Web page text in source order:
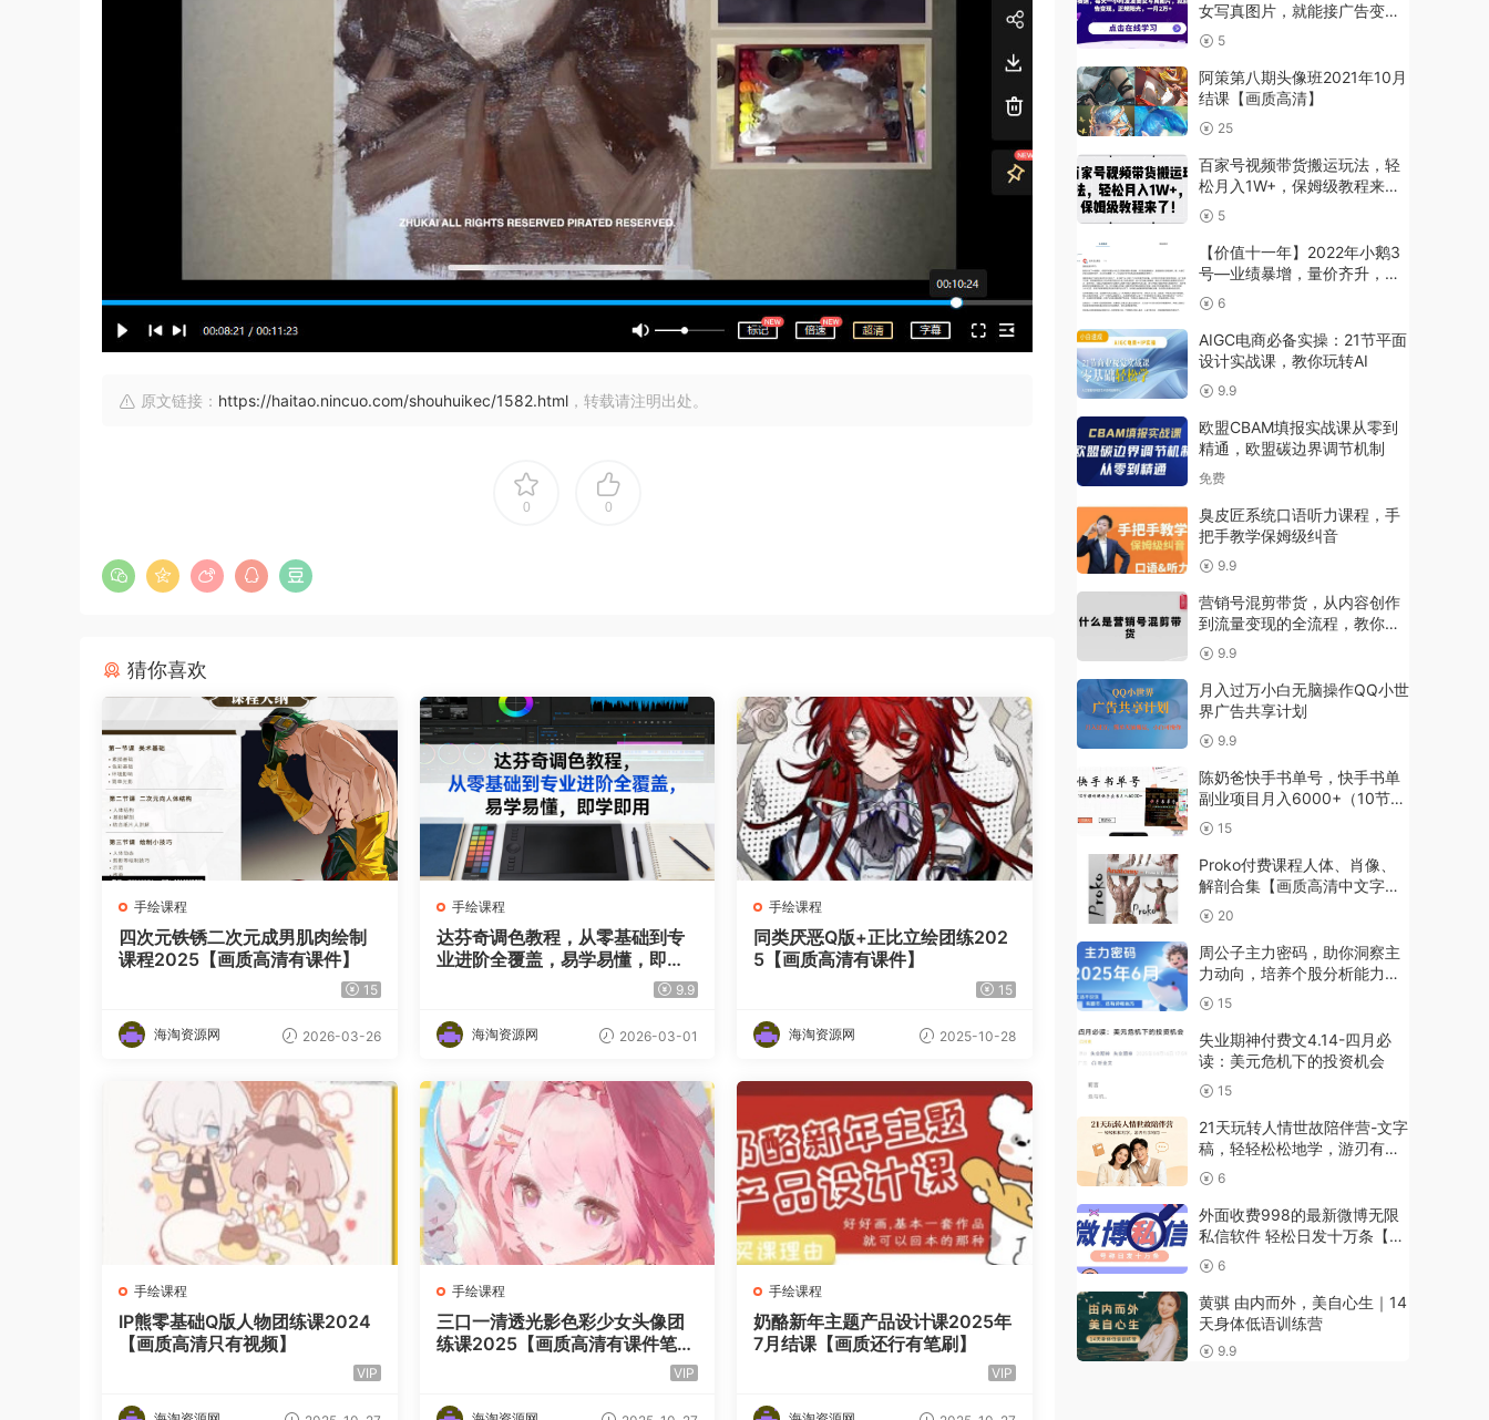
原文链接： https://haitao.nincuo.com/shouhuikec/1582.html ，转载请注明出处。
0 0
猜你喜欢
手绘课程
四次元铁锈二次元成男肌肉绘制
课程2025【画质高清有课件】
15
海淘资源网 2026-03-26
手绘课程
达芬奇调色教程，从零基础到专
业进阶全覆盖，易学易懂，即学
9.9
海淘资源网 2026-03-01
手绘课程
同类厌恶Q版+正比立绘团练202
5【画质高清有课件】
15
海淘资源网 2025-10-28
手绘课程
IP熊零基础Q版人物团练课2024
【画质高清只有视频】
VIP
手绘课程
三口一清透光影色彩少女头像团
练课2025【画质高清有课件笔
VIP
手绘课程
奶酪新年主题产品设计课2025年
7月结课【画质还行有笔刷】
VIP
女写真图片，就能接广告变
现，正规阳光，一月2万+【揭
秘】
5
阿策第八期头像班2021年10月
结课【画质高清】
25
百家号视频带货搬运玩法，轻
松月入1W+，保姆级教程来了
【项目拆解】
5
【价值十一年】2022年小鹅3
号—业绩暴增，量价齐升，隐
形冠军龙头，未来成长性巨大
的一家公司
6
AIGC电商必备实操：21节平面
设计实战课，教你玩转AI
9.9
欧盟CBAM填报实战课从零到
精通，欧盟碳边界调节机制
免费
臭皮匠系统口语听力课程，手
把手教学保姆级纠音
9.9
营销号混剪带货，从内容创作
到流量变现的全流程，教你用
营销号形式做混剪带货
9.9
月入过万小白无脑操作QQ小世
界广告共享计划
9.9
陈奶爸快手书单号，快手书单
副业项目月入6000+（10节视
频课）
15
Proko付费课程人体、肖像、
解剖合集【画质高清中文字
幕】
20
周公子主力密码，助你洞察主
力动向，培养个股分析能力，
精准把握买卖时机(更新6月)
15
失业期神付费文4.14-四月必
读：美元危机下的投资机会
15
21天玩转人情世故陪伴营-文字
稿，轻轻松松地学，游刃有余
地用
6
外面收费998的最新微博无限
私信软件 轻松日发十万条【群
发脚本+使用教程】
6
黄骐 由内而外，美自心生｜14
天身体低语训练营
9.9